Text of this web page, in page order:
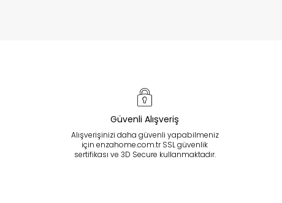
Güvenli Alışveriş
Alışverişinizi daha güvenli yapabilmeniz
için enzahome.com.tr SSL güvenlik
sertifikası ve 3D Secure kullanmaktadır.